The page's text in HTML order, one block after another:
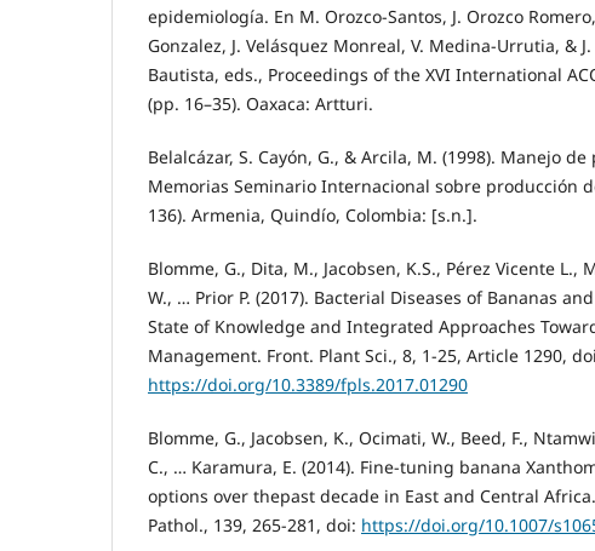
epidemiología. En M. Orozco-Santos, J. Orozco
Gonzalez, J. Velásquez Monreal, V. Medina-Urrutia, &
Bautista, eds., Proceedings of the XVI International
(pp. 16–35). Oaxaca: Artturi.
Belalcázar, S. Cayón, G., & Arcila, M. (1998). Manejo
Memorias Seminario Internacional sobre producción
136). Armenia, Quindío, Colombia: [s.n.].
Blomme, G., Dita, M., Jacobsen, K.S., Pérez Vicente L.,
W., … Prior P. (2017). Bacterial Diseases of Bananas
State of Knowledge and Integrated Approaches
Management. Front. Plant Sci., 8, 1-25, Article 1290,
https://doi.org/10.3389/fpls.2017.01290
Blomme, G., Jacobsen, K., Ocimati, W., Beed, F.,
C., … Karamura, E. (2014). Fine-tuning banana
options over thepast decade in East and Central Africa.
Pathol., 139, 265-281, doi: https://doi.org/10.1007/